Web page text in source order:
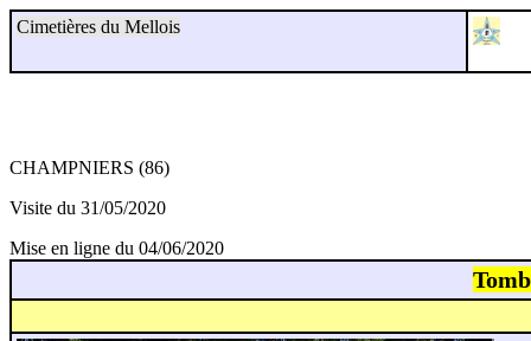
Cimetières du Mellois
CHAMPNIERS (86)
Visite du 31/05/2020
Mise en ligne du 04/06/2020